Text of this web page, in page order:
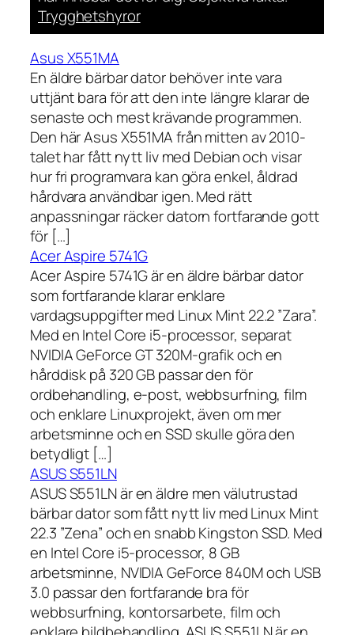
Trygghetshyror
Asus X551MA
En äldre bärbar dator behöver inte vara
uttjänt bara för att den inte längre klarar de
senaste och mest krävande programmen.
Den här Asus X551MA från mitten av 2010-
talet har fått nytt liv med Debian och visar
hur fri programvara kan göra enkel, åldrad
hårdvara användbar igen. Med rätt
anpassningar räcker datorn fortfarande gott
för […]
Acer Aspire 5741G
Acer Aspire 5741G är en äldre bärbar dator
som fortfarande klarar enklare
vardagsuppgifter med Linux Mint 22.2 ”Zara”.
Med en Intel Core i5-processor, separat
NVIDIA GeForce GT 320M-grafik och en
hårddisk på 320 GB passar den för
ordbehandling, e-post, webbsurfning, film
och enklare Linuxprojekt, även om mer
arbetsminne och en SSD skulle göra den
betydligt […]
ASUS S551LN
ASUS S551LN är en äldre men välutrustad
bärbar dator som fått nytt liv med Linux Mint
22.3 ”Zena” och en snabb Kingston SSD. Med
en Intel Core i5-processor, 8 GB
arbetsminne, NVIDIA GeForce 840M och USB
3.0 passar den fortfarande bra för
webbsurfning, kontorsarbete, film och